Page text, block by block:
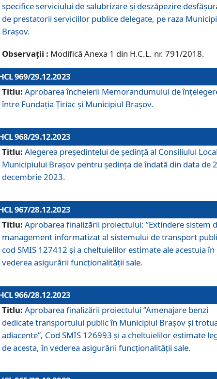
specifice serviciului de salubrizare și deszăpezire
de prestatorii serviciilor publice delegate, pe raza
Brașov.
Observații : Modifică Anexa 1 din H.C.L. nr. 791/2018.
969/29.12.2023
Titlu: Aprobarea încheierii Memorandumului de
între Fundația Țiriac și Municipiul Brașov.
968/29.12.2023
Titlu: Alegerea preşedintelui de şedinţă al Consiliului
Municipiului Braşov pentru ședința de îndată din data de
decembrie 2023.
967/28.12.2023
Titlu: Aprobarea finalizării proiectului: ”Extindere sistem
management informatizat al sistemului de transport
cod SMIS 127412 și a cheltuielilor estimate ale acestuia în
vederea asigurării funcționalității sale.
966/28.12.2023
Titlu: Aprobarea finalizării proiectului ”Amenajare benzi
dedicate transportului public în Municipiul Brașov şi
adiacente”, Cod SMIS 126993 și a cheltuielilor estimate
de acesta, în vederea asigurării funcționalității sale.